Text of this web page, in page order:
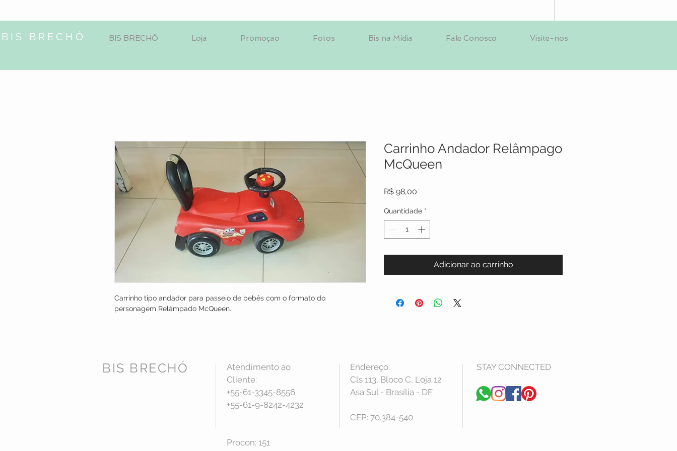
BIS BRECHÓ BIS BRECHÓ Loja Promoçao Fotos Bis na Mídia Fale Conosco Visite-nos
Carrinho tipo andador para passeio de bebês com o formato do
personagem Relâmpado McQueen.
Carrinho Andador Relâmpago
McQueen
R$ 98,00
Quantidade *
Adicionar ao carrinho
BIS BRECHÓ
Atendimento ao
Cliente:
+55-61-3345-8556
+55-61-9-8242-4232
Procon: 151
Endereço:
Cls 113, Bloco C, Loja 12
Asa Sul - Brasília - DF
CEP: 70.384-540
STAY CONNECTED